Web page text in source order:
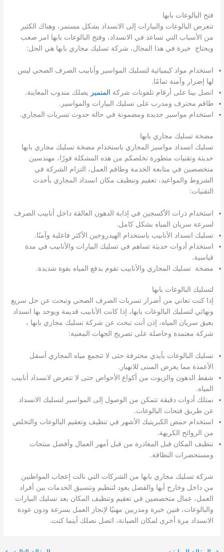
فتح البالوعات بابها
تتعرض البالوعات والبيارات إلى الانسداد بشكل مستمر، وهناك الكثير
من الأسباب التي تساعد في الانسداد، وفتح البالوعات بابها امر صعب
ويحتاج خبرة في هذا المجال، شركة تسليك مجاري بابها هي الحل:
استخدام مواد كيميائية لتسليك المواسير وأنابيب الصرف الصحي ليس
لها إضرار وآمنة تمامًا.
اتصل بينا على أرقام تلفونات شركة المتميز يصلك مندوب المعاينة.
طاقم محترف ومدرب على تسليك البيارات والمواسير.
استخدام مواسير جديدة ومضمونة في حالة حدوث تسربات المجاري.
مضخة تسليك مجاري بابها
تسليك انسداد مواسير المجاري باستخدام مضخة تسليك مجاري بابها
حديثة وتقنيات متطورة تخلصكم من هذه المشكلة فورًا، مهندسين
متخصصين في متابعة الخدمة وطاقم العمل، التزام الشركة في
الشروط والمواعيد، تعقيم وتنظيف مكان انسداد المجاري بأحدث
التقنيات:
استخدام ذرات الأكسجين في إذابة الدهون العالقة داخل أنابيب الصرف
لسرعة سريان المياه بشكل كامل.
تسليك انسداد الأنابيب باستخدام الهيدروجين الأكثر فاعلية وآمنًا.
استخدام أدوات حديثة تساهم في تسليك البيارات والأنابيب في مدة
قياسية.
مضخة تسليك المجاري والأنابيب تقوم بدفع المياه بقوة شديدة.
لتسليك البالوعات بابها
إذا كنت تعاني من أضرار تسربات الصرف الصحي وتبحث عن حل سريع
ونهائي لتسليك البالوعات بابها، إذا كانت الأنابيب قديمة ويوجد بها انسداد
يعيق سريان المياه، إذن أنت تبحث عن شركة تسليك مجاري بابها ،
شركة معتمدة وحاصلة على تصريح الجهات المعنية:
تسليك البالوعات بأيدي محترفة حتى لا تتجمع مياه المجاري أسفل
الأعمدة مما يعرض المبنى للانهيار.
شفط الدهون والزيوت من أكواع الأحواض حتى لا تتعرض لانسداد أنابيب
المياه.
نمتلك أدوات دقيقة تتمكن من الوصول إلى المواسير لتسليك الانسداد
عن طريق فتحات البالوعات.
استخدام حمض الكبريتيك الأشهر في تنظيف وتعقيم البالوعات والتخلص
من الروائح الكريهة.
تنظيف المكان قبل المغادرة من قبل أمهر العمال وأفضل منتجات
ومستحضرات النظافة.
شركة تسليك مجاري بابها من الشركات التي نالت إعجاب المواطنين
من داخل وخارج أبها والفضل يعود لتنظيم وتنسيق الخدمات بين أفراد
العمل، عمال متخصصين في تعقيم وتنظيف المكان بعد تسليك البيارات
والبالوعات، فنين خبرة ومدربين مهنيًا لإنجاز العمل بسرعة ودون عودة
الانسداد مرة أخرى لمكان الصيانة، اتصل نصلك أينما كنت.